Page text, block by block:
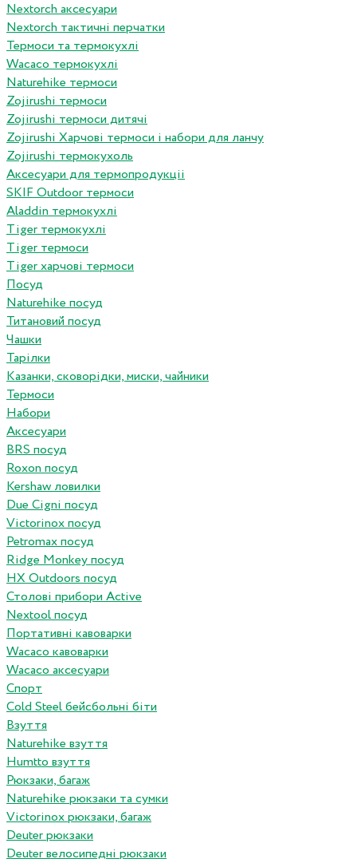
Nextorch аксесуари
Nextorch тактичні перчатки
Термоси та термокухлі
Wacaco термокухлі
Naturehike термоси
Zojirushi термоси
Zojirushi термоси дитячі
Zojirushi Харчові термоси і набори для ланчу
Zojirushi термокухоль
Аксесуари для термопродукціі
SKIF Outdoor термоси
Aladdin термокухлі
Tiger термокухлі
Tiger термоси
Tiger харчові термоси
Посуд
Naturehike посуд
Титановий посуд
Чашки
Тарілки
Казанки, сковорідки, миски, чайники
Термоси
Набори
Аксесуари
BRS посуд
Roxon посуд
Kershaw ловилки
Due Cigni посуд
Victorinox посуд
Petromax посуд
Ridge Monkey посуд
HX Outdoors посуд
Столові прибори Active
Nextool посуд
Портативні кавоварки
Wacaco кавоварки
Wacaco аксесуари
Спорт
Cold Steel бейсбольні біти
Взуття
Naturehike взуття
Humtto взуття
Рюкзаки, багаж
Naturehike рюкзаки та сумки
Victorinox рюкзаки, багаж
Deuter рюкзаки
Deuter велосипедні рюкзаки